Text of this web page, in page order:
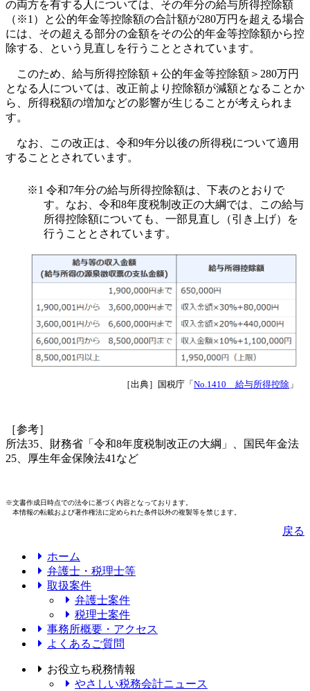
の両方を有する人については、その年分の給与所得控除額
（※1）と公的年金等控除額の合計額が280万円を超える場合
には、その超える部分の金額をその公的年金等控除額から控
除する、という見直しを行うこととされています。
このため、給与所得控除額＋公的年金等控除額＞280万円
となる人については、改正前より控除額が減額となることか
ら、所得税額の増加などの影響が生じることが考えられま
す。
なお、この改正は、令和9年分以後の所得税について適用
することとされています。
※1 令和7年分の給与所得控除額は、下表のとおりで
す。なお、令和8年度税制改正の大綱では、この給与
所得控除額についても、一部見直し（引き上げ）を
行うこととされています。
［出典］国税庁「No.1410 給与所得控除 」
［参考］
所法35、財務省「令和8年度税制改正の大綱」、国民年金法
25、厚生年金保険法41など
※文書作成日時点での法令に基づく内容となっております。
本情報の転載および著作権法に定められた条件以外の複製等を禁じます。
戻る
ホーム
弁護士・税理士等
取扱案件
弁護士案件
税理士案件
事務所概要・アクセス
よくあるご質問
お役立ち税務情報
やさしい税務会計ニュース